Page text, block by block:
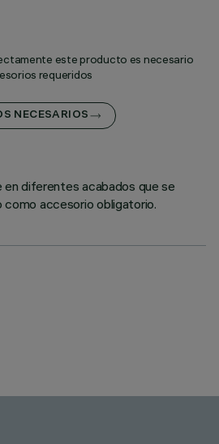
este producto es necesario
requeridos
NECESARIOS
diferentes acabados que se
como accesorio obligatorio.